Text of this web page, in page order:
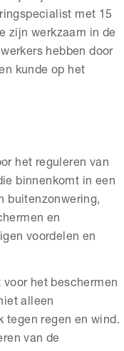
met 15
zijn werkzaam in de
hebben door
kunde op het
het reguleren van
binnenkomt in een
buitenzonwering,
en
voordelen en
het beschermen
alleen
tegen regen en wind.
van de